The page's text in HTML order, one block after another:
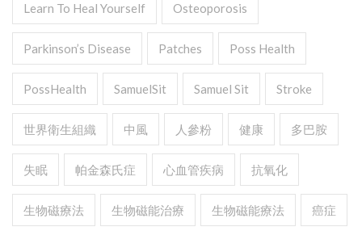
Learn To Heal Yourself Osteoporosis
Parkinson’s Disease Patches Poss Health
PossHealth SamuelSit Samuel Sit Stroke
世界衛生組織 中風 人參粉 健康 多巴胺
失眠 帕金森氏症 心血管疾病 抗氧化
生物磁療法 生物磁能治療 生物磁能療法 癌症